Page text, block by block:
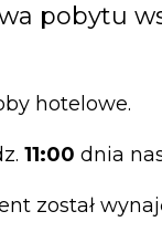
pobytu
hotelowe.
11:00 dnia
został